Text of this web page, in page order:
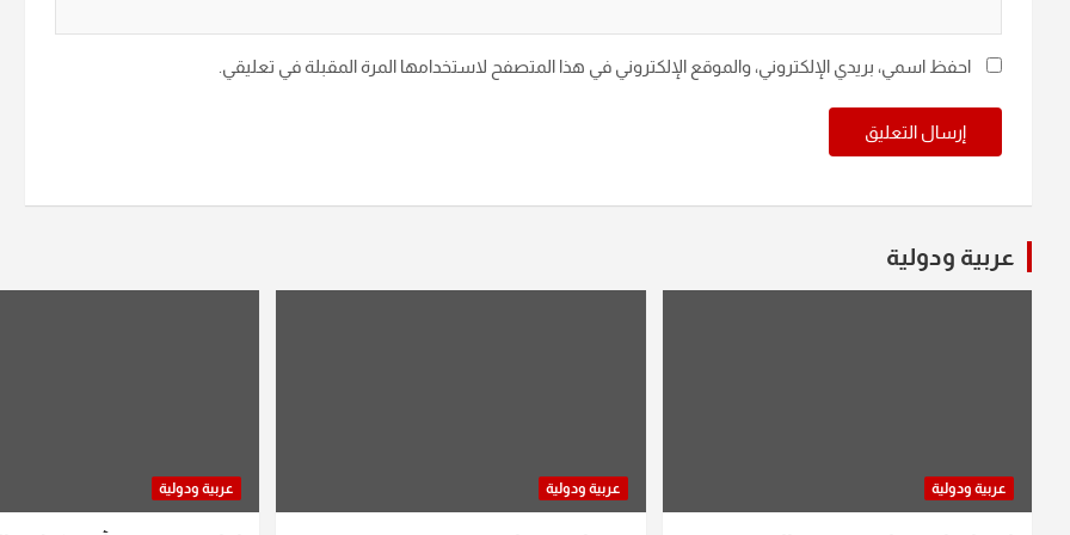
احفظ اسمي، بريدي الإلكتروني، والموقع الإلكتروني في هذا المتصفح لاستخدامها المرة المقبلة في تعليقي.
عربية ودولية
عربية ودولية عربية ودولية عربية ودولية